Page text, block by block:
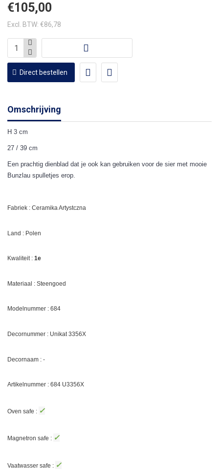
€105,00
Excl. BTW: €86,78
Direct bestellen
Omschrijving
H 3 cm
27 / 39 cm
Een prachtig dienblad dat je ook kan gebruiken voor de sier met mooie
Bunzlau spulletjes erop.
Fabriek : Ceramika Artystczna
Land : Polen
Kwaliteit : 1e
Materiaal : Steengoed
Modelnummer : 684
Decornummer : Unikat3356X
Decornaam : -
Artikelnummer : 684 U3356X
Oven safe : ✓
Magnetron safe : ✓
Vaatwasser safe : ✓